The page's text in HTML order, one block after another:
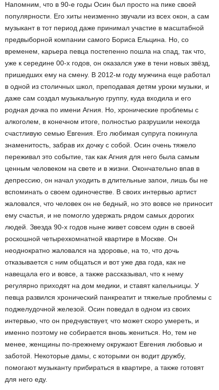
Напомним, что в 90-е годы Осин был просто на пике своей
популярности. Его хиты неизменно звучали из всех окон, а сам
музыкант в тот период даже принимал участие в масштабной
предвыборной компании самого Бориса Ельцина. Но, со
временем, карьера певца постепенно пошла на спад, так что,
уже к середине 00-х годов, он оказался уже в тени новых звёзд,
пришедших ему на смену. В 2012-м году мужчина еще работал
в одной из столичных школ, преподавая детям уроки музыки, и
даже сам создал музыкальную группу, куда входила и его
родная дочка по имени Агния. Но, хронические проблемы с
алкоголем, в конечном итоге, полностью разрушили некогда
счастливую семью Евгения. Его любимая супруга покинула
знаменитость, забрав их дочку с собой. Осин очень тяжело
переживал это событие, так как Агния для него была самым
ценным человеком на свете и в жизни. Окончательно впав в
депрессию, он начал уходить в длительные запои, лишь бы не
вспоминать о своем одиночестве. В своих интервью артист
жаловался, что человек он не бедный, но это вовсе не приносит
ему счастья, и не помогло удержать рядом самых дорогих
людей. Звезда 90-х годов ныне живет совсем один в своей
роскошной четырехкомнатной квартире в Москве. Он
неоднократно жаловался на здоровье, на то, что дочь
отказывается с ним общаться и вот уже два года, как не
навещала его и вовсе, а также рассказывал, что к нему
регулярно приходят на дом медики, и ставят капельницы. У
певца развился хронический панкреатит и тяжелые проблемы с
поджелудочной железой. Осин поведал в одном из своих
интервью, что он предчувствует, что может скоро умереть, и
именно поэтому не собирается вновь жениться. Но, тем не
менее, женщины по-прежнему окружают Евгения любовью и
заботой. Некоторые дамы, с которыми он водит дружбу,
помогают музыканту прибираться в квартире, а также готовят
для него еду.